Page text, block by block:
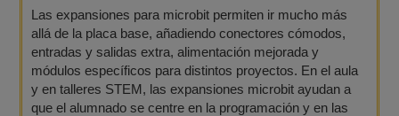
Las expansiones para microbit permiten ir mucho más
allá de la placa base, añadiendo conectores cómodos,
entradas y salidas extra, alimentación mejorada y
módulos específicos para distintos proyectos. En el aula
y en talleres STEM, las expansiones microbit ayudan a
que el alumnado se centre en la programación y en las